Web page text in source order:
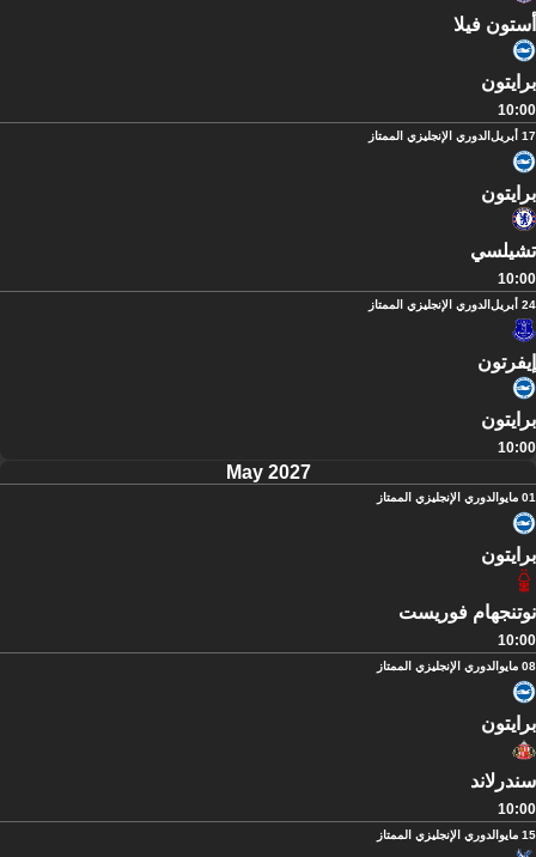
أستون فيلا
برايتون
10:00
17 أبريل الدوري الإنجليزي الممتاز
برايتون
تشيلسي
10:00
24 أبريل الدوري الإنجليزي الممتاز
إيفرتون
برايتون
10:00
May 2027
01 مايو الدوري الإنجليزي الممتاز
برايتون
نوتنجهام فوريست
10:00
08 مايو الدوري الإنجليزي الممتاز
برايتون
سندرلاند
10:00
15 مايو الدوري الإنجليزي الممتاز